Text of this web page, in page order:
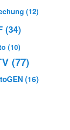
(12)
(34)
(10)
(77)
(16)